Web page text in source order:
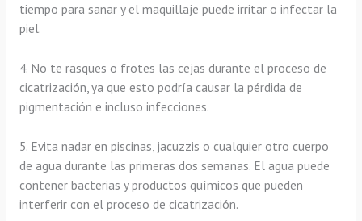
tiempo para sanar y el maquillaje puede irritar o infectar la
piel.
4. No te rasques o frotes las cejas durante el proceso de
cicatrización, ya que esto podría causar la pérdida de
pigmentación e incluso infecciones.
5. Evita nadar en piscinas, jacuzzis o cualquier otro cuerpo
de agua durante las primeras dos semanas. El agua puede
contener bacterias y productos químicos que pueden
interferir con el proceso de cicatrización.